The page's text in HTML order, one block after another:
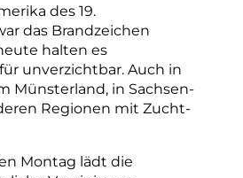
des 19.
das Brandzeichen
halten es
unverzichtbar. Auch in
Münsterland, in Sachsen-
Regionen mit Zucht-
Montag lädt die